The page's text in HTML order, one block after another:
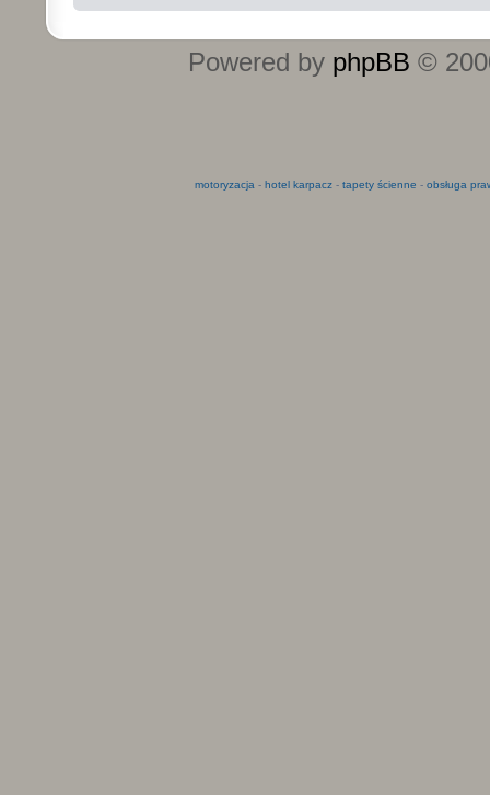
Powered by phpBB ©
motoryzacja - hotel karpacz- tapety ścienne - obsługa